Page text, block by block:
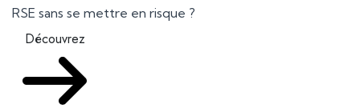
RSE sans se mettre en risque ?
Découvrez